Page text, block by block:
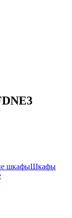
шкафыШкафы